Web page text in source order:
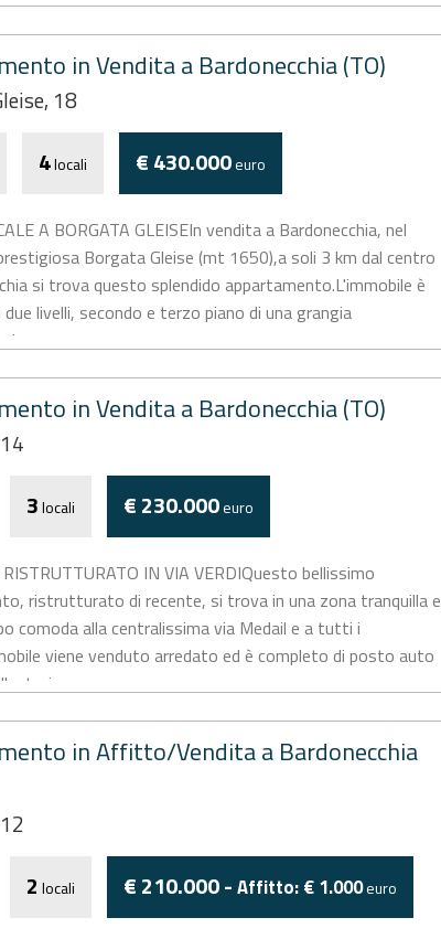
in Vendita a Bardonecchia (TO)
18
4locali € 430.000euro
A BORGATA GLEISEIn vendita a Bardonecchia, nel
Borgata Gleise (mt 1650),a soli 3 km dal centro
si trova questo splendido appartamento.L'immobile è
livelli, secondo e terzo piano di una grangia
in Vendita a Bardonecchia (TO)
3locali € 230.000euro
RISTRUTTURATO IN VIA VERDIQuesto bellissimo
ristrutturato di recente, si trova in una zona tranquilla e
comoda alla centralissima via Medail e a tutti i
viene venduto arredato ed è completo di posto auto
in Affitto/Vendita a Bardonecchia
2 locali € 210.000 - Affitto: € 1.000euro